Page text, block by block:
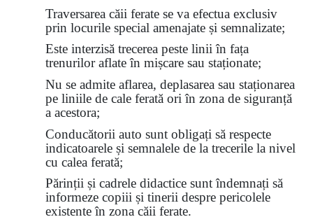
Traversarea căii ferate se va efectua exclusiv
prin locurile special amenajate și semnalizate;
Este interzisă trecerea peste linii în fața
trenurilor aflate în mișcare sau staționate;
Nu se admite aflarea, deplasarea sau staționarea
pe liniile de cale ferată ori în zona de siguranță
a acestora;
Conducătorii auto sunt obligați să respecte
indicatoarele și semnalele de la trecerile la nivel
cu calea ferată;
Părinții și cadrele didactice sunt îndemnați să
informeze copiii și tinerii despre pericolele
existente în zona căii ferate.